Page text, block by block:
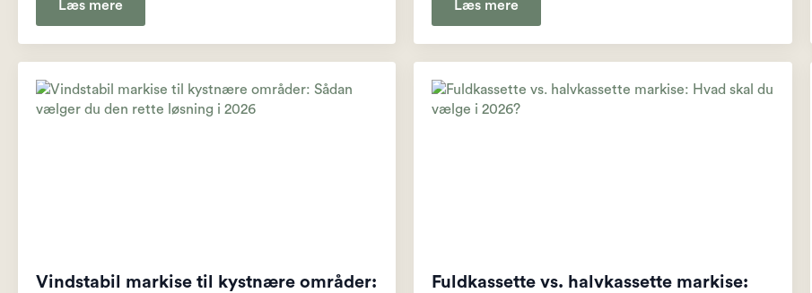
Læs mere Læs mere
Vindstabil markise til kystnære områder:
Fuldkassette vs. halvkassette markise: